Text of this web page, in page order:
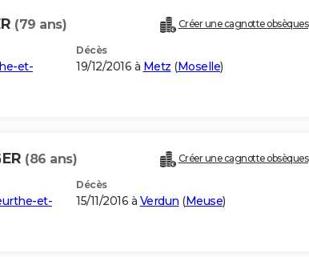
(79 ans) Créer une cagnotte obsèques
et-
Décès
19/12/2016 à Metz (Moselle)
(86 ans) Créer une cagnotte obsèques
et-
Décès
15/11/2016 à Verdun (Meuse)